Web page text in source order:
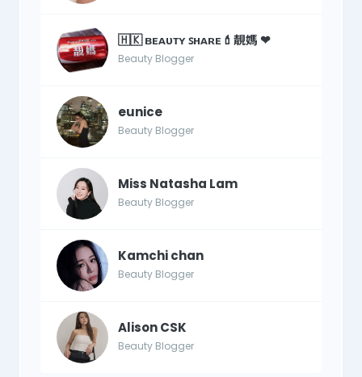
🇭🇰 ʙᴇᴀᴜᴛʏ ꜱʜᴀʀᴇ💄靚媽 ❤
Beauty Blogger
eunice
Beauty Blogger
Miss Natasha Lam
Beauty Blogger
Kamchi chan
Beauty Blogger
Alison CSK
Beauty Blogger